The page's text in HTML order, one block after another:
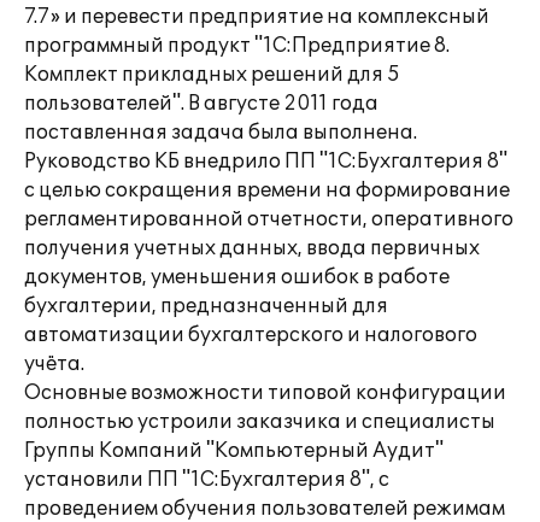
7.7» и перевести предприятие на комплексный
программный продукт "1С:Предприятие 8.
Комплект прикладных решений для 5
пользователей". В августе 2011 года
поставленная задача была выполнена.
Руководство КБ внедрило ПП "1С:Бухгалтерия 8"
с целью сокращения времени на формирование
регламентированной отчетности, оперативного
получения учетных данных, ввода первичных
документов, уменьшения ошибок в работе
бухгалтерии, предназначенный для
автоматизации бухгалтерского и налогового
учёта.
Основные возможности типовой конфигурации
полностью устроили заказчика и специалисты
Группы Компаний "Компьютерный Аудит"
установили ПП "1С:Бухгалтерия 8", с
проведением обучения пользователей режимам